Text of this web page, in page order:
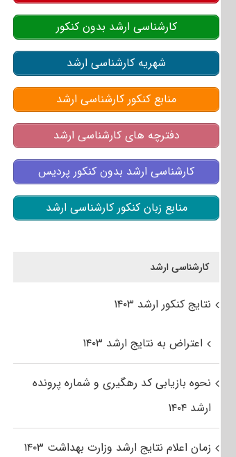
کارشناسی ارشد بدون کنکور
شهریه کارشناسی ارشد
منابع کنکور کارشناسی ارشد
دفترچه های کارشناسی ارشد
کارشناسی ارشد بدون کنکور پردیس
منابع زبان کنکور کارشناسی ارشد
کارشناسی ارشد
نتایج کنکور ارشد ۱۴۰۳
اعتراض به نتایج ارشد ۱۴۰۳
نحوه بازیابی کد رهگیری و شماره پرونده
ارشد ۱۴۰۴
زمان اعلام نتایج ارشد وزارت بهداشت ۱۴۰۳